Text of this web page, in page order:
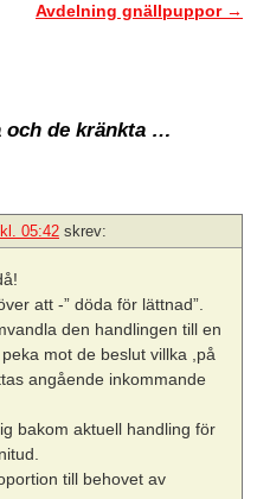
Avdelning gnällpuppor →
och de kränkta …
05:42 skrev:
att -” döda för lättnad”.
den handlingen till en
mot de beslut villka ,på
angående inkommande
bakom aktuell handling för
till behovet av